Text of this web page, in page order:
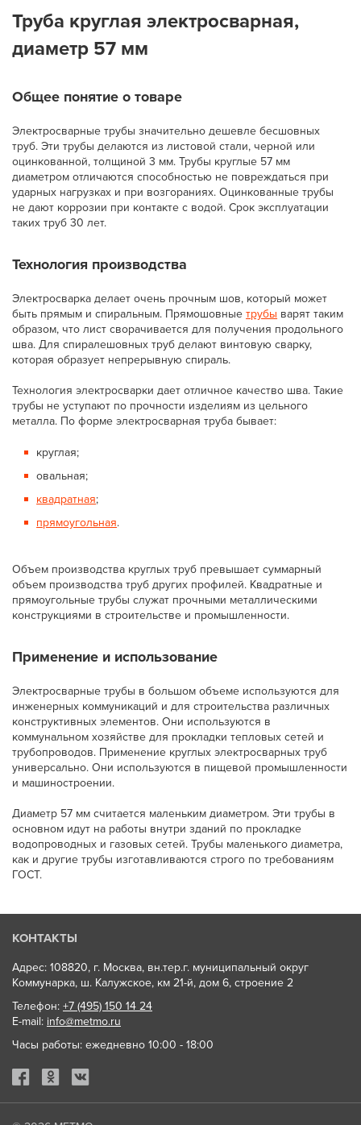
Труба круглая электросварная,
диаметр 57 мм
Общее понятие о товаре
Электросварные трубы значительно дешевле бесшовных
труб. Эти трубы делаются из листовой стали, черной или
оцинкованной, толщиной 3 мм. Трубы круглые 57 мм
диаметром отличаются способностью не повреждаться при
ударных нагрузках и при возгораниях. Оцинкованные трубы
не дают коррозии при контакте с водой. Срок эксплуатации
таких труб 30 лет.
Технология производства
Электросварка делает очень прочным шов, который может
быть прямым и спиральным. Прямошовныетрубы варят таким
образом, что лист сворачивается для получения продольного
шва. Для спиралешовных труб делают винтовую сварку,
которая образует непрерывную спираль.
Технология электросварки дает отличное качество шва. Такие
трубы не уступают по прочности изделиям из цельного
металла. По форме электросварная труба бывает:
круглая;
овальная;
квадратная;
прямоугольная.
Объем производства круглых труб превышает суммарный
объем производства труб других профилей. Квадратные и
прямоугольные трубы служат прочными металлическими
конструкциями в строительстве и промышленности.
Применение и использование
Электросварные трубы в большом объеме используются для
инженерных коммуникаций и для строительства различных
конструктивных элементов. Они используются в
коммунальном хозяйстве для прокладки тепловых сетей и
трубопроводов. Применение круглых электросварных труб
универсально. Они используются в пищевой промышленности
и машиностроении.
Диаметр 57 мм считается маленьким диаметром. Эти трубы в
основном идут на работы внутри зданий по прокладке
водопроводных и газовых сетей. Трубы маленького диаметра,
как и другие трубы изготавливаются строго по требованиям
ГОСТ.
КОНТАКТЫ
Адрес: 108820, г. Москва, вн.тер.г. муниципальный округ
Коммунарка, ш. Калужское, км 21-й, дом 6, строение 2
Телефон: +7 (495) 150 14 24
E-mail: info@metmo.ru
Часы работы: ежедневно 10:00 - 18:00